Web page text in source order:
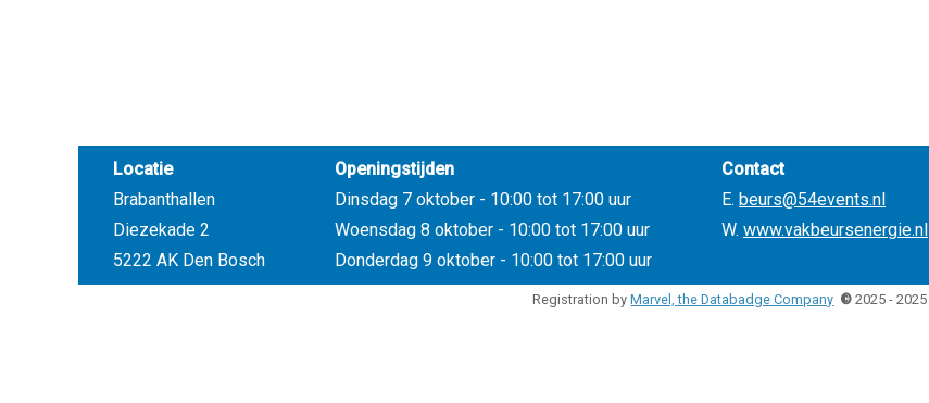
Locatie
Brabanthallen
Diezekade 2
5222 AK Den Bosch
Openingstijden
Dinsdag 7 oktober - 10:00 tot 17:00 uur
Woensdag 8 oktober - 10:00 tot 17:00 uur
Donderdag 9 oktober - 10:00 tot 17:00 uur
Contact
E. beurs@54events.nl
W. www.vakbeursenergie.nl
Registration byMarvel, the Databadge Company © 2025 - 2025